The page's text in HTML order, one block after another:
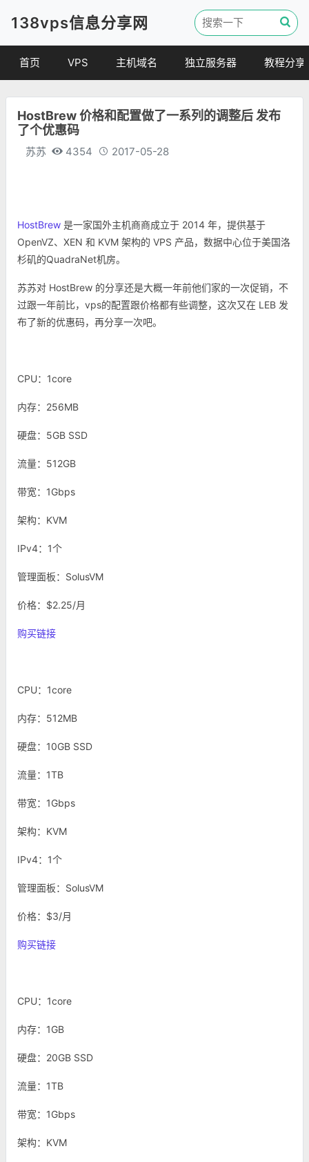
138vps信息分享网
首页 VPS
便宜VPS
VPS评测
主机域名
虚拟主机
独立服务器 教程分享
建站教程
HostBrew 价格和配置做了一系列的调整后 发布
了个优惠码
苏苏 4354 2017-05-28
HostBrew 是一家国外主机商商成立于 2014 年，提供基于
OpenVZ、XEN 和 KVM 架构的 VPS 产品，数据中心位于美国洛
杉矶的QuadraNet机房。
苏苏对 HostBrew 的分享还是大概一年前他们家的一次促销，不
过跟一年前比，vps的配置跟价格都有些调整，这次又在 LEB 发
布了新的优惠码，再分享一次吧。
CPU：1core
内存：256MB
硬盘：5GB SSD
流量：512GB
带宽：1Gbps
架构：KVM
IPv4：1个
管理面板：SolusVM
价格：$2.25/月
购买链接
CPU：1core
内存：512MB
硬盘：10GB SSD
流量：1TB
带宽：1Gbps
架构：KVM
IPv4：1个
管理面板：SolusVM
价格：$3/月
购买链接
CPU：1core
内存：1GB
硬盘：20GB SSD
流量：1TB
带宽：1Gbps
架构：KVM